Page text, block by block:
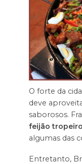
O forte da
deve
saborosos.
feijão tropeiro
algumas das
Entretanto,